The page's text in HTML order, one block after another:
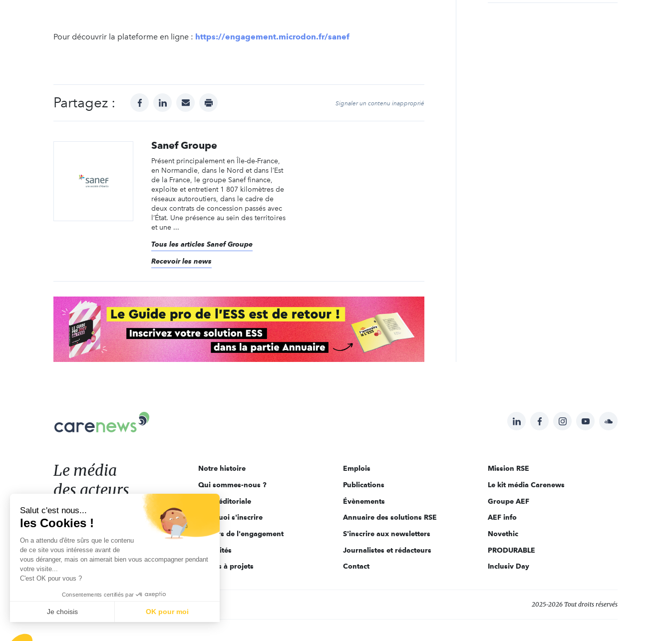
Pour découvrir la plateforme en ligne : https://engagement.microdon.fr/sanef
Partagez : facebooklinkedinmail print Signaler un contenu inapproprié
Sanef Groupe
Présent principalement en Île-de-France,
en Normandie, dans le Nord et dans l’Est
de la France, le groupe Sanef finance,
exploite et entretient 1 807 kilomètres de
réseaux autoroutiers, dans le cadre de
deux contrats de concession passés avec
l’État. Une présence au sein des territoires
et une ...
Tous les articles Sanef Groupe
Recevoir les news
Suivez-
sur:
LinkedInFacebookInstagramYouTubeSoundcloud
Le
acteurs
de
l'engagement
Le média
des acteurs
de l'engagement
Notre histoire
Qui sommes-nous ?
Ligne éditoriale
Pourquoi s'inscrire
Acteurs de l'engagement
Actualités
Appels à projets
Emplois
Publications
Évènements
Annuaire des solutions RSE
S'inscrire aux newsletters
Journalistes et rédacteurs
Contact
Mission RSE
Le kit média Carenews
Groupe AEF
AEF info
Novethic
PRODURABLE
Inclusiv Day
2025-2026 Tout droits réservés
Salut c'est nous...
les Cookies !
On a attendu d'être sûrs que le contenu
de ce site vous intéresse avant de
vous déranger, mais on aimerait bien vous accompagner pendant
votre visite...
C'est OK pour vous ?
Consentements certifiés par
Je choisis OK pour moi